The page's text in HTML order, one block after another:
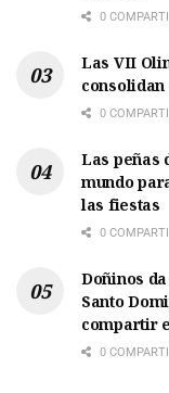
0
Las VII
0
Las peñas
mundo
las fiestas
0
Doñinos
Santo
compartir
0